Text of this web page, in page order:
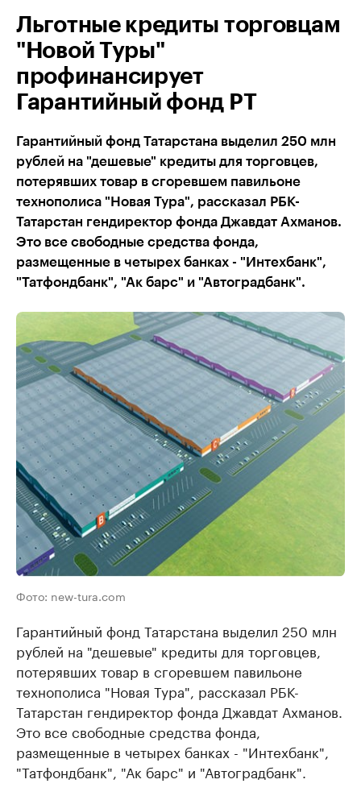
Льготные кредиты торговцам
"Новой Туры"
профинансирует
Гарантийный фонд РТ
Гарантийный фонд Татарстана выделил 250 млн
рублей на "дешевые" кредиты для торговцев,
потерявших товар в сгоревшем павильоне
технополиса "Новая Тура", рассказал РБК-
Татарстан гендиректор фонда Джавдат Ахманов.
Это все свободные средства фонда,
размещенные в четырех банках - "Интехбанк",
"Татфондбанк", "Ак барс" и "Автоградбанк".
Фото: new-tura.com
Гарантийный фонд Татарстана выделил 250 млн
рублей на "дешевые" кредиты для торговцев,
потерявших товар в сгоревшем павильоне
технополиса "Новая Тура", рассказал РБК-
Татарстан гендиректор фонда Джавдат Ахманов.
Это все свободные средства фонда,
размещенные в четырех банках - "Интехбанк",
"Татфондбанк", "Ак барс" и "Автоградбанк".